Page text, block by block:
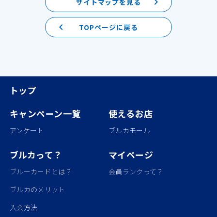
TOPページに戻る
keyboard_arrow_left
トップ
キャンペーン一覧
アンケート
使えるお店
ブルカモール
ブルカって？
ブルーカードとは？
ブルカのメリット
入会方法
マイページ
会員ランクって？